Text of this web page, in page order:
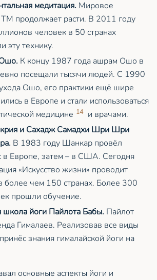
медитация. Мировое
продолжает расти. В 2011 году
человек в 50 странах
эту технику.
К концу 1987 года ашрам Ошо в
посещали тысячи людей. С 1990
Ошо, его практики ещё шире
в Европе и стали использоваться
медицине 14
и врачами.
и Сахадж Самадхи Шри Шри
В 1983 году Шанкар провёл
в Европе, затем – в США. Сегодня
«Искусство жизни» проводит
более чем 150 странах. Более 300
прошли обучение.
школа йоги Пайлота Бабы. Пайлот
Гималаев. Реализовав все виды
знания гималайской йоги на
основные аспекты йоги и